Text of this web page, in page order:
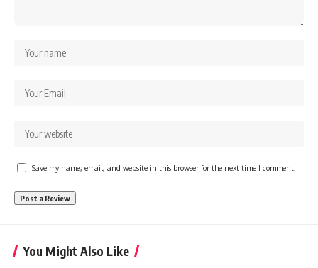
Save my name, email, and website in this browser for the next time I comment.
You Might Also Like